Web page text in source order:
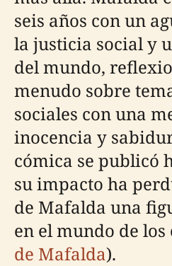
seis años con un
la justicia social y
del mundo,
menudo sobre
sociales con una
inocencia y
cómica se publicó
su impacto ha
de Mafalda una
en el mundo de los
de Mafalda).